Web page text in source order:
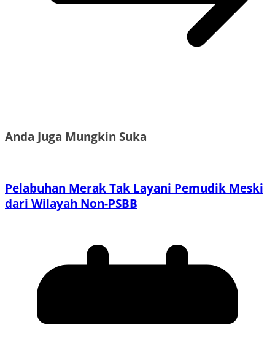
Anda Juga Mungkin Suka
Pelabuhan Merak Tak Layani Pemudik Meski
dari Wilayah Non-PSBB